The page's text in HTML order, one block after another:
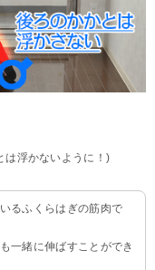
は浮かないように！)
るふくらはぎの筋肉で
一緒に伸ばすことができ